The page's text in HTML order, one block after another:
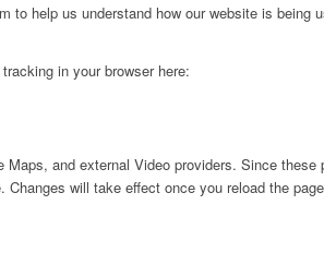
help us understand how our website is
in your browser here:
and external Video providers. Since
will take effect once you reload the